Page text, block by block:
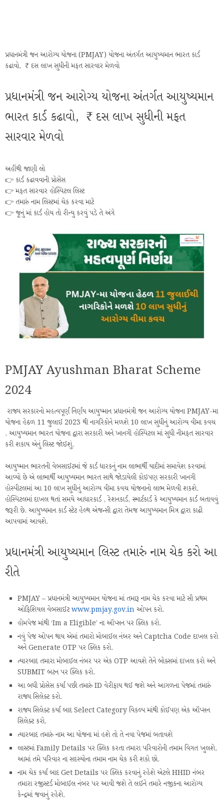
પ્રધાનમંત્રી જન આરોગ્ય યોજના (PMJAY) યોજના અંતર્ગત આયુષ્યમાન ભારત કાર્ડ
કઢાવો, ₹ દસ લાખ સુધીની મફત સારવાર મેળવો
પ્રધાનમંત્રી જન આરોગ્ય યોજના અંતર્ગત આયુષ્યમાન
ભારત કાર્ડ કઢાવો, ₹ દસ લાખ સુધીની મફત
સારવાર મેળવો
અહીંથી જાણી લો
👉 કાર્ડ કઢાવવાની પ્રોસેસ
👉 મફત સારવાર હોસ્પિટલ લિસ્ટ
👉 તમારું નામ લિસ્ટમાં ચેક કરવા માટે
👉 જૂનું માં કાર્ડ હોય તો રીન્યુ કરવું પડે તે અંગે
PMJAY Ayushman Bharat Scheme
2024
રાજ્ય સરકારનો મહત્વપૂર્ણ નિર્ણય આયુષ્માન પ્રધાનમંત્રી જન આરોગ્ય યોજના PMJAY-મા
યોજના હેઠળ 11 જુલાઈ 2023 થી નાગરિકોને મળશે 10 લાખ સુધીનું આરોગ્ય વીમા કવચ
, આયુષ્યમાન ભારત યોજના દ્વારા સરકારી અને ખાનગી હોસ્પિટલ માં સુધી નીમફત સારવાર
કરી શકાય એનું લિસ્ટ જોઈશું,
આયુષ્માન ભારતની વેબસાઈટમાં જે કાર્ડ ધારકનું નામ લાભાર્થી યાદીમાં સમાવેશ કરવામાં
આવ્યો છે એ લાભાર્થી આયુષ્યમાન ભારત સાથે જોડાયેલી કોઇપણ સરકારી ખાનગી
હોસ્પીટલમાં આ 10 લાખ સુધીનું આરોગ્ય વીમા કવચ યોજનાનો લાભ મેળવી શકશે.
હોસ્પિટલમાં દાખલ થતાં સમયે આધારકાર્ડ , રેશનકાર્ડ, સ્માર્ટકાર્ડ કે આયુષ્યમાન કાર્ડ બતાવવું
જરૂરી છે. આયુષ્યમાન કાર્ડ સ્ટેટ હેલ્થ એજન્સી દ્વારા તેમજ આયુષ્યમાન મિત્ર દ્વારા કાઢી
આપવામાં આવશે.
પ્રધાનમંત્રી આયુષ્યમાન લિસ્ટ તમારું નામ ચેક કરો આ
રીતે
PMJAY – પ્રધાનમંત્રી આયુષ્યમાન યોજના માં તમારૂ નામ ચેક કરવા માટે સૌ પ્રથમ
ઓફિશિયલ વેબસાઈટ www.pmjay.gov.in ઓપન કરો.
હોમપેજ માંથી ‘Im a Eligible’ ના ઑપ્સન પર ક્લિક કરો.
નવું પેજ ઓપન થાય એમાં તમારો મોબાઈલ નંબર અને Captcha Code દાખલ કરો
અને Generate OTP પર ક્લિક કરો.
ત્યારબાદ તમારા મોબાઈલ નંબર પર એક OTP આવશે તેને બોક્સમાં દાખલ કરો અને
SUBMIT બટન પર ક્લિક કરો.
આ બધી પ્રોસેસ કર્યા પછી તમારું ID વેરીફાય થઈ જશે અને આગળના પેજમાં તમારું
રાજ્ય સિલેક્ટ કરો.
રાજ્ય સિલેક્ટ કર્યા બાદ Select Category વિકલ્પ માંથી કોઈપણ એક ઑપ્સન
સિલેક્ટ કરો.
ત્યારબાદ તમારું નામ આ યોજના માં હશે તો તે નવા પેજમાં બતાવશે
લાસ્ટમાં Family Details પર ક્લિક કરતા તમારા પરિવારોની તમામ વિગત ખુલશે,
આમાં તમે પરિવાર ના સદસ્યોના તમામ નામ ચેક કરી શકો છો.
નામ ચેક કર્યા બાદ Get Details પર ક્લિક કરવાનું રહેશે એટલે HHID નંબર
તમારા રજીસ્ટર્ડ મોબાઈલ નંબર પર આવી જશે તે લઈને તમારે નજીકના આરોગ્ય
કેન્દ્રમાં જવાનું રહેશે.